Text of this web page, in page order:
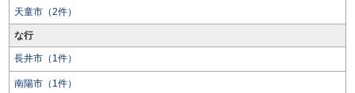
天童市（2件）
な行
長井市（1件）
南陽市（1件）